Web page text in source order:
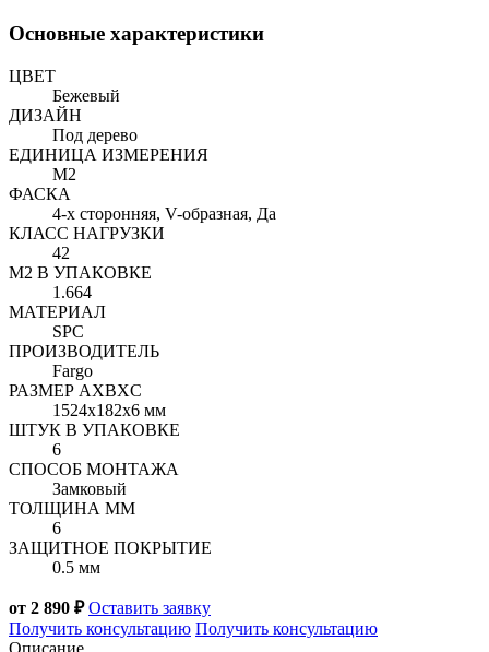
Основные характеристики
ЦВЕТ
Бежевый
ДИЗАЙН
Под дерево
ЕДИНИЦА ИЗМЕРЕНИЯ
М2
ФАСКА
4-х сторонняя, V-образная, Да
КЛАСС НАГРУЗКИ
42
М2 В УПАКОВКЕ
1.664
МАТЕРИАЛ
SPC
ПРОИЗВОДИТЕЛЬ
Fargo
РАЗМЕР AXBXC
1524x182x6 мм
ШТУК В УПАКОВКЕ
6
СПОСОБ МОНТАЖА
Замковый
ТОЛЩИНА ММ
6
ЗАЩИТНОЕ ПОКРЫТИЕ
0.5 мм
от 2 890 ₽Оставить заявку
Получить консультацию Получить консультацию